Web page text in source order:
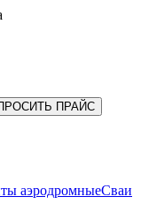
ПРАЙС
аэродромныеСваи